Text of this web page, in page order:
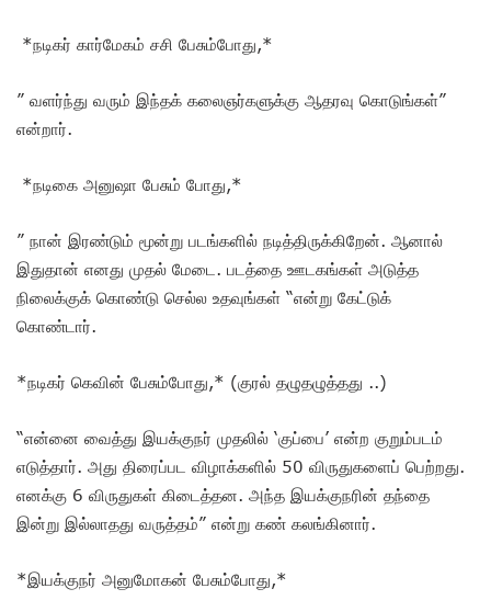
*நடிகர் கார்மேகம் சசி பேசும்போது,*
” வளர்ந்து வரும் இந்தக் கலைஞர்களுக்கு ஆதரவு கொடுங்கள்”
என்றார்.
*நடிகை அனுஷா பேசும் போது,*
” நான் இரண்டும் மூன்று படங்களில் நடித்திருக்கிறேன். ஆனால்
இதுதான் எனது முதல் மேடை. படத்தை ஊடகங்கள் அடுத்த
நிலைக்குக் கொண்டு செல்ல உதவுங்கள் “என்று கேட்டுக்
கொண்டார்.
*நடிகர் கெவின் பேசும்போது,* (குரல் தழுதழுத்தது ..)
“என்னை வைத்து இயக்குநர் முதலில் ‘குப்பை’ என்ற குறும்படம்
எடுத்தார். அது திரைப்பட விழாக்களில் 50 விருதுகளைப் பெற்றது.
எனக்கு 6 விருதுகள் கிடைத்தன. அந்த இயக்குநரின் தந்தை
இன்று இல்லாதது வருத்தம்” என்று கண் கலங்கினார்.
*இயக்குநர் அனுமோகன் பேசும்போது,*